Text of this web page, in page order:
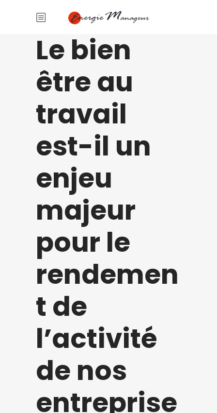
Le bien
être au
travail
est-il un
enjeu
majeur
pour le
rendemen
t de
l’activité
de nos
entreprise